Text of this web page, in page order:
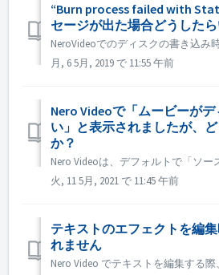
“Burn process failed with
セージが出た場合どうした
月, 6 5月, 2019 で 11:55 午前
Nero Videoで「ムービーが
い」と表示されましたが、
か？
火, 11 5月, 2021 で 11:45 午前
テキストのエフェクトを編
れません